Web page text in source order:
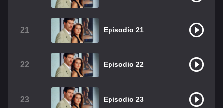
21 Episodio 21
22 Episodio 22
23 Episodio 23